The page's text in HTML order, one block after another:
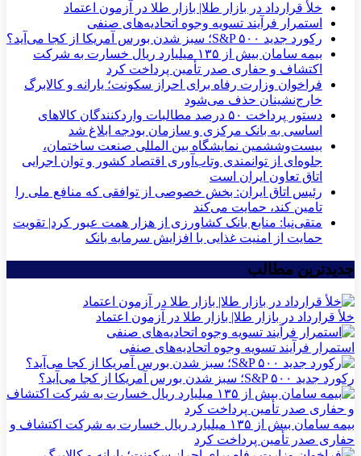
خلأ قرارداد در بازار طلا| بازار طلا در آزمون اعتماد
استمرار فرآیند تسویه وجوه اتحادیه‌های صنفی
رکورد جدید S&P ۵۰۰؛ سبز شدن بورس آمریکا از کجا می‌آید؟
بیمه سامان بیش از ۱۳۵ میلیارد ریال خسارت به شرکت
اکتشاف و حفاری صدر تأمین پرداخت کرد
فراخوان وزارت رفاه برای احراز سکونت؛ یارانه و کالابرگ
خارج‌نشینان حذف می‌شود
دستور پرداخت ۵۰ درصد مطالبات واردکنندگان کالاهای
اساسی به بانک مرکزی و سازمان بودجه ابلاغ شد
بیست‌وششمین نمایشگاه بین المللی صنعت ساختمان،
جلوه‌ای از توانمندی وتاب‌آوری اقتصاد کشور و توان اجرایی
اتاق تعاون ایران است
رئیس اتاق ایران: بخش خصوصی از توافقی که منافع ملی را
تامین کند، حمایت می‌کند
متقی‌نیا: منابع بانک کشاورزی از هزار همت عبور کرد| تقویت
حمایت از امنیت غذایی با افزایش سرمایه بانک
جدیدترین مطالب
خلأ قرارداد در بازار طلا| بازار طلا در آزمون اعتماد
استمرار فرآیند تسویه وجوه اتحادیه‌های صنفی
رکورد جدید S&P ۵۰۰؛ سبز شدن بورس آمریکا از کجا می‌آید؟
بیمه سامان بیش از ۱۳۵ میلیارد ریال خسارت به شرکت اکتشاف و
حفاری صدر تأمین پرداخت کرد